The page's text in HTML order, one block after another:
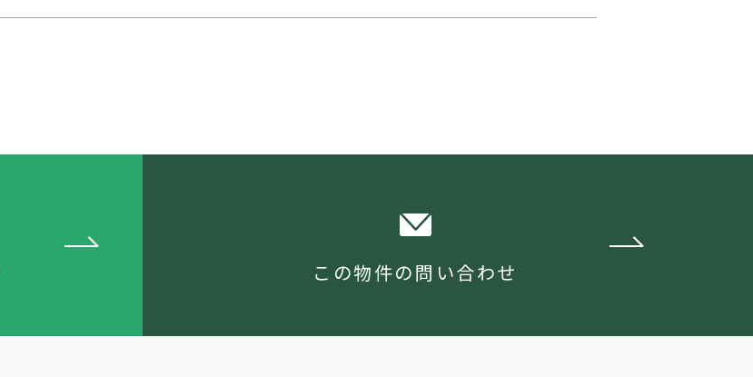
この物件の問い合わせ